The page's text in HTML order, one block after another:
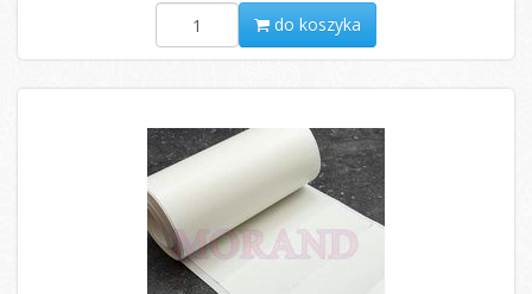
do koszyka